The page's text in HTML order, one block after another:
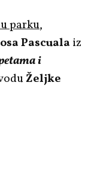
parku,
Pascualaiz
i
Željke